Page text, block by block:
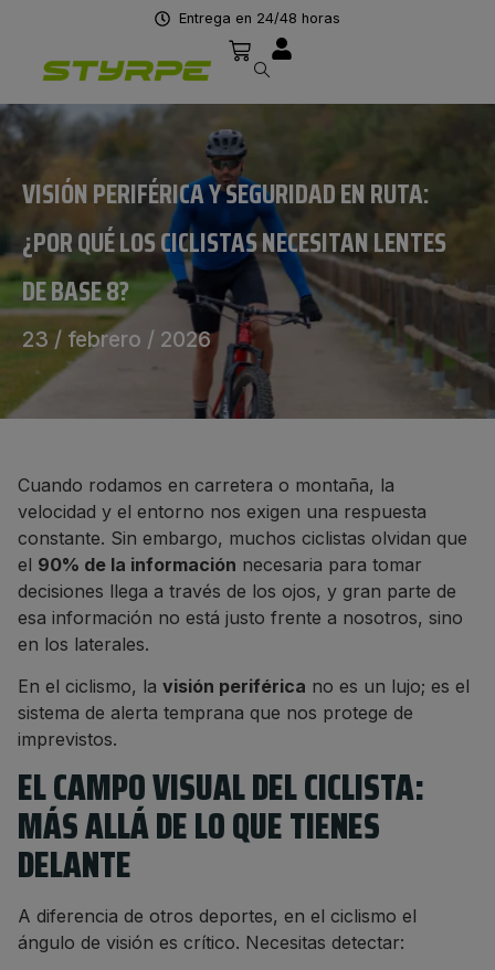
Entrega en 24/48 horas
VISIÓN PERIFÉRICA Y SEGURIDAD EN RUTA:
¿POR QUÉ LOS CICLISTAS NECESITAN LENTES
DE BASE 8?
23 / febrero / 2026
Cuando rodamos en carretera o montaña, la
velocidad y el entorno nos exigen una respuesta
constante. Sin embargo, muchos ciclistas olvidan que
el 90% de la información necesaria para tomar
decisiones llega a través de los ojos, y gran parte de
esa información no está justo frente a nosotros, sino
en los laterales.
En el ciclismo, la visión periférica no es un lujo; es el
sistema de alerta temprana que nos protege de
imprevistos.
EL CAMPO VISUAL DEL CICLISTA:
MÁS ALLÁ DE LO QUE TIENES
DELANTE
A diferencia de otros deportes, en el ciclismo el
ángulo de visión es crítico. Necesitas detectar: